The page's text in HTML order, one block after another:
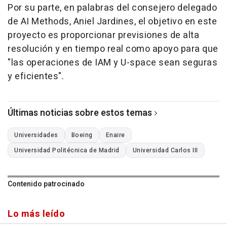
Por su parte, en palabras del consejero delegado
de AI Methods, Aniel Jardines, el objetivo en este
proyecto es proporcionar previsiones de alta
resolución y en tiempo real como apoyo para que
"las operaciones de IAM y U-space sean seguras
y eficientes".
Últimas noticias sobre estos temas
Universidades Boeing
Enaire
Universidad Politécnica de Madrid
Universidad Carlos III
Contenido patrocinado
Lo más leído